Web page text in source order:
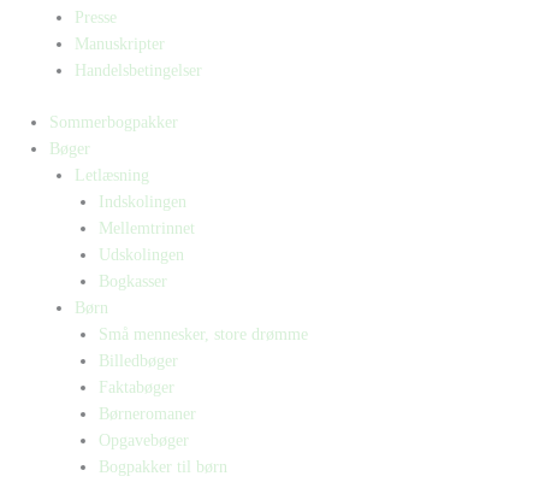
Presse
Manuskripter
Handelsbetingelser
Sommerbogpakker
Bøger
Letlæsning
Indskolingen
Mellemtrinnet
Udskolingen
Bogkasser
Børn
Små mennesker, store drømme
Billedbøger
Faktabøger
Børneromaner
Opgavebøger
Bogpakker til børn